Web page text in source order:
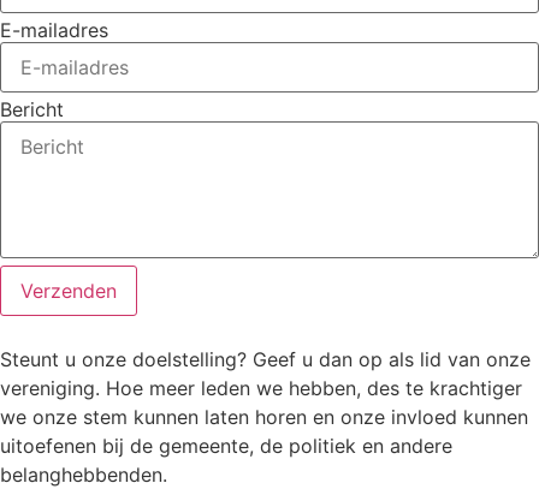
E-mailadres
Bericht
Verzenden
Steunt u onze doelstelling? Geef u dan op als lid van onze
vereniging. Hoe meer leden we hebben, des te krachtiger
we onze stem kunnen laten horen en onze invloed kunnen
uitoefenen bij de gemeente, de politiek en andere
belanghebbenden.